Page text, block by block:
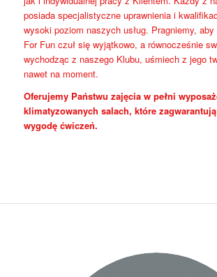
posiada specjalistyczne uprawnienia i
wysoki poziom naszych usług. Pragniemy,
For Fun czuł się wyjątkowo, a równocześnie
wychodząc z naszego Klubu, uśmiech z jego
nawet na moment.
Oferujemy Państwu zajęcia w pełni
klimatyzowanych salach, które
wygodę ćwiczeń.